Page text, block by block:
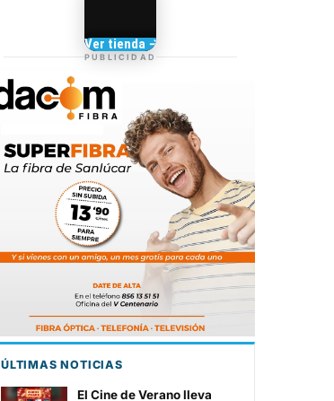
TIENDA DE
Camisetas de Sanlúcar
Ver tienda →
PUBLICIDAD
ÚLTIMAS NOTICIAS
El Cine de Verano lleva